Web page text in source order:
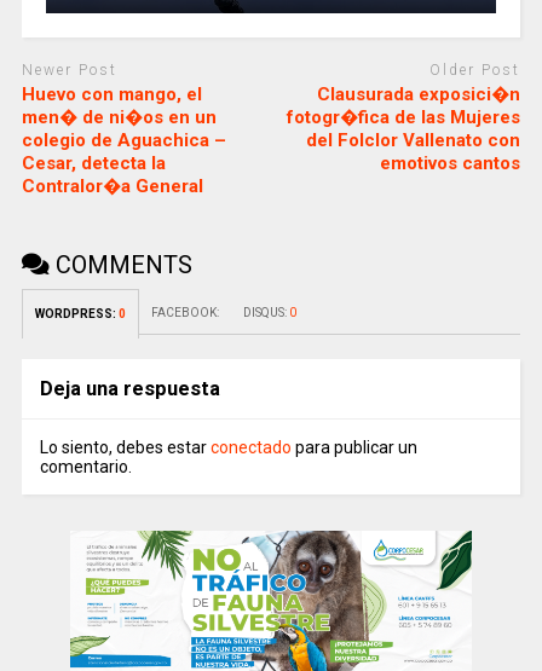
Newer Post
Huevo con mango, el
men� de ni�os en un
colegio de Aguachica –
Cesar, detecta la
Contralor�a General
Older Post
Clausurada exposici�n
fotogr�fica de las Mujeres
del Folclor Vallenato con
emotivos cantos
COMMENTS
WORDPRESS: 0 FACEBOOK: DISQUS: 0
Deja una respuesta
Lo siento, debes estarconectado para publicar un
comentario.